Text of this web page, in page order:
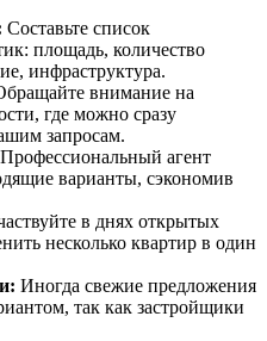
Составьте список
площадь, количество
инфраструктура.
внимание на
где можно сразу
запросам.
Профессиональный агент
варианты, сэкономив
в днях открытых
несколько квартир в один
Иногда свежие предложения
так как застройщики